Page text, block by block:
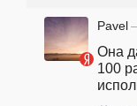
Pavel
Она
100